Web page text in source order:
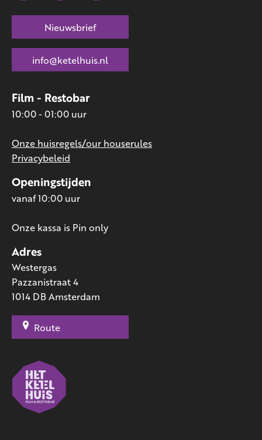
Adres
Westergas
Pazzanistraat 4
1014 DB Amsterdam
Route
Openingstijden
vanaf 10:00 uur
Onze kassa is Pin only
Film - Restobar
10:00 - 01:00 uur
Onze huisregels/our houserules
Privacybeleid
Nieuwsbrief
info@ketelhuis.nl